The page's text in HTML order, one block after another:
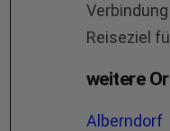
Reiseziel
weitere
Alberndorf